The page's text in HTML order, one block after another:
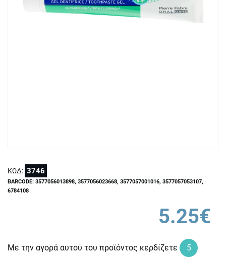
ΚΩΔ: 3746
BARCODE: 3577056013898, 3577056023668, 3577057001016, 3577057053107,
6784108
5.25€
Με την αγορά αυτού του προϊόντος κερδίζετε
5